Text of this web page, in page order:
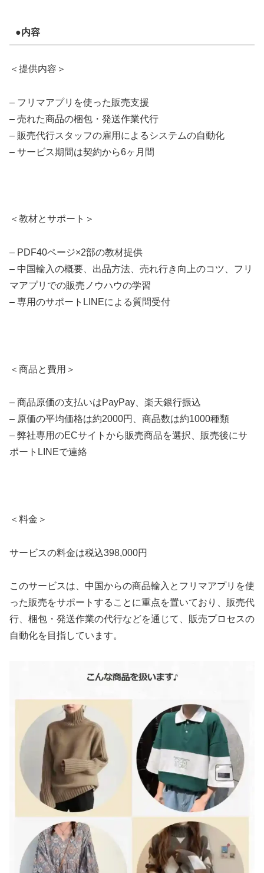
●内容
＜提供内容＞
– フリマアプリを使った販売支援
– 売れた商品の梱包・発送作業代行
– 販売代行スタッフの雇用によるシステムの自動化
– サービス期間は契約から6ヶ月間
＜教材とサポート＞
– PDF40ページ×2部の教材提供
– 中国輸入の概要、出品方法、売れ行き向上のコツ、フリ
マアプリでの販売ノウハウの学習
– 専用のサポートLINEによる質問受付
＜商品と費用＞
– 商品原価の支払いはPayPay、楽天銀行振込
– 原価の平均価格は約2000円、商品数は約1000種類
– 弊社専用のECサイトから販売商品を選択、販売後にサ
ポートLINEで連絡
＜料金＞
サービスの料金は税込398,000円
このサービスは、中国からの商品輸入とフリマアプリを使
った販売をサポートすることに重点を置いており、販売代
行、梱包・発送作業の代行などを通じて、販売プロセスの
自動化を目指しています。